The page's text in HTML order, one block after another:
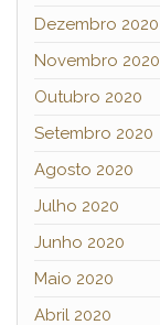
Dezembro 2020
Novembro 2020
Outubro 2020
Setembro 2020
Agosto 2020
Julho 2020
Junho 2020
Maio 2020
Abril 2020